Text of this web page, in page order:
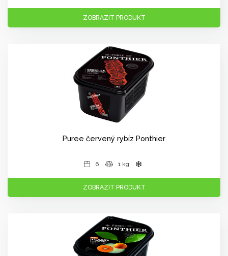
ZOBRAZIT PRODUKT
Puree červený rybíz Ponthier
6 1 kg
ZOBRAZIT PRODUKT